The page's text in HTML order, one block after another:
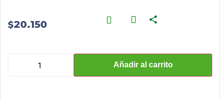
$20.150
Añadir al carrito